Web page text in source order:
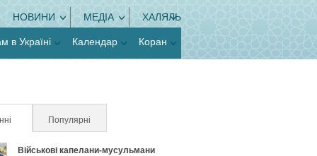
НОВИНИ МЕДІА ХАЛЯЛЬ
в Україні Календар Коран
(активна вкладка)
Популярні
Військові капелани-мусульмани